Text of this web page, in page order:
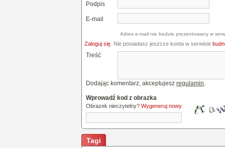
Podpis
E-mail
Adres e-mail nie bedzie prezentowany w
Zaloguj się . Nie posiadasz jeszcze konta w serwisie
Treść
Dodając komentarz, akceptujesz regulamin.
Wprowadź kod z obrazka
Obrazek nieczytelny? Wygeneruj nowy
Tagi